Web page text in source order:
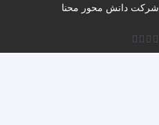
شرکت دانش محور محنا